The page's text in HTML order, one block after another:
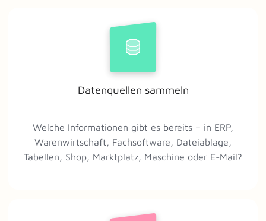
Datenquellen sammeln
Welche Informationen gibt es bereits – in ERP,
Warenwirtschaft, Fachsoftware, Dateiablage,
Tabellen, Shop, Marktplatz, Maschine oder E-Mail?